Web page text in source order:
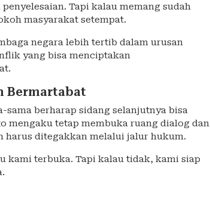
Tapi kalau memang sudah
masyarakat setempat.
negara lebih tertib dalam urusan
yang bisa menciptakan
Bermartabat
berharap sidang selanjutnya bisa
mengaku tetap membuka ruang dialog dan
harus ditegakkan melalui jalur hukum.
kami terbuka. Tapi kalau tidak, kami siap